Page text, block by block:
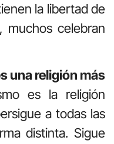
la libertad de
muchos celebran
una religión más
es la religión
a todas las
distinta. Sigue